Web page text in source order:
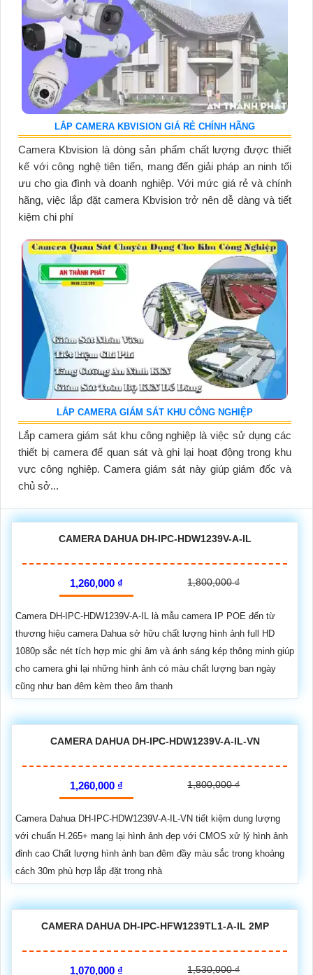
LẮP CAMERA KBVISION GIÁ RẺ CHÍNH HÃNG
Camera Kbvision là dòng sản phẩm chất lượng được thiết
kế với công nghệ tiên tiến, mang đến giải pháp an ninh tối
ưu cho gia đình và doanh nghiệp. Với mức giá rẻ và chính
hãng, việc lắp đặt camera Kbvision trở nên dễ dàng và tiết
kiệm chi phí
LẮP CAMERA GIÁM SÁT KHU CÔNG NGHIỆP
Lắp camera giám sát khu công nghiệp là việc sử dụng các
thiết bị camera để quan sát và ghi lại hoạt động trong khu
vực công nghiệp. Camera giám sát này giúp giám đốc và
chủ sở...
CAMERA DAHUA DH-IPC-HDW1239V-A-IL
1,260,000 ₫ 1,800,000 ₫
Camera DH-IPC-HDW1239V-A-IL là mẫu camera IP POE đến từ
thương hiệu camera Dahua sở hữu chất lượng hình ảnh full HD
1080p sắc nét tích hợp mic ghi âm và ánh sáng kép thông minh giúp
cho camera ghi lại những hình ảnh có màu chất lượng ban ngày
cũng như ban đêm kèm theo âm thanh
CAMERA DAHUA DH-IPC-HDW1239V-A-IL-VN
1,260,000 ₫ 1,800,000 ₫
Camera Dahua DH-IPC-HDW1239V-A-IL-VN tiết kiệm dung lượng
với chuẩn H.265+ mang lại hình ảnh đẹp với CMOS xử lý hình ảnh
đỉnh cao Chất lượng hình ảnh ban đêm đầy màu sắc trong khoảng
cách 30m phù hợp lắp đặt trong nhà
CAMERA DAHUA DH-IPC-HFW1239TL1-A-IL 2MP
1,070,000 ₫ 1,530,000 ₫